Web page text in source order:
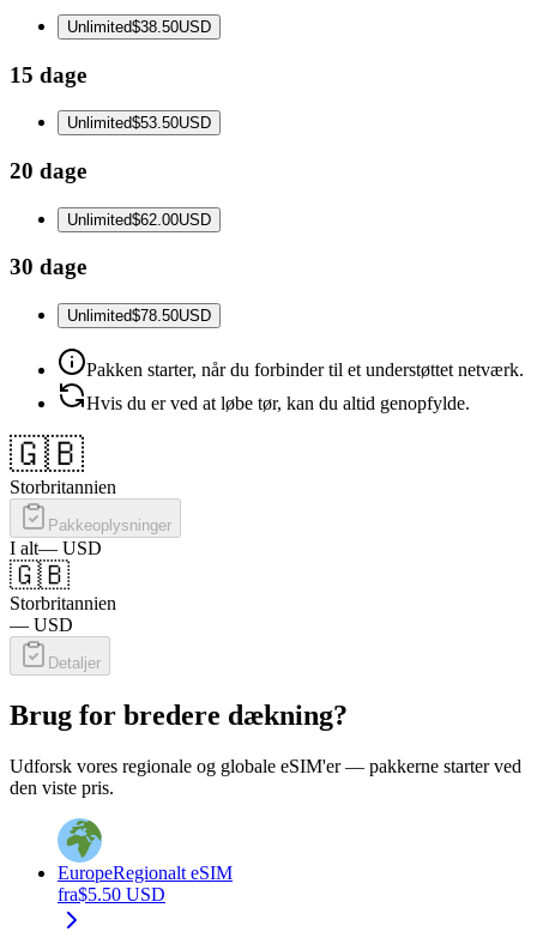
Unlimited$38.50USD
15 dage
Unlimited$53.50USD
20 dage
Unlimited$62.00USD
30 dage
Unlimited$78.50USD
Pakken starter, når du forbinder til et understøttet netværk.
Hvis du er ved at løbe tør, kan du altid genopfylde.
🇬🇧
Storbritannien
Pakkeoplysninger
I alt— USD
🇬🇧
Storbritannien
— USD
Detaljer
Brug for bredere dækning?
Udforsk vores regionale og globale eSIM'er — pakkerne starter ved
den viste pris.
EuropeRegionalt eSIM
fra$5.50 USD